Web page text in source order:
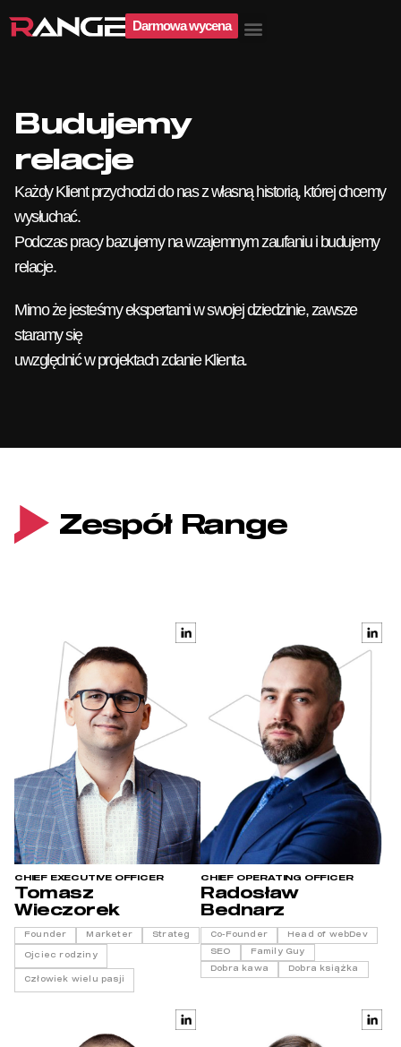
Darmowa wycena
Budujemy
relacje
Każdy Klient przychodzi do nas z własną historią, której chcemy
wysłuchać.
Podczas pracy bazujemy na wzajemnym zaufaniu i budujemy
relacje.
Mimo że jesteśmy ekspertami w swojej dziedzinie, zawsze
staramy się
uwzględnić w projektach zdanie Klienta.
Zespół Range
CHIEF EXECUTIVE OFFICER
Tomasz
Wieczorek
Founder Marketer Strateg
Ojciec rodziny
Człowiek wielu pasji
CHIEF OPERATING OFFICER
Radosław
Bednarz
Co-Founder Head of webDev
SEO Family Guy
Dobra kawa Dobra książka